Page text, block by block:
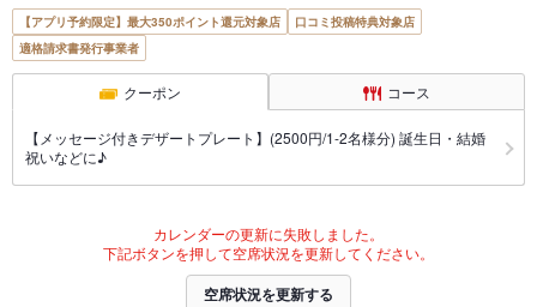
【アプリ予約限定】最大350ポイント還元対象店
口コミ投稿特典対象店
適格請求書発行事業者
クーポン コース
【メッセージ付きデザートプレート】(2500円/1-2名様分) 誕生日・結婚
祝いなどに♪
カレンダーの更新に失敗しました。
下記ボタンを押して空席状況を更新してください。
空席状況を更新する